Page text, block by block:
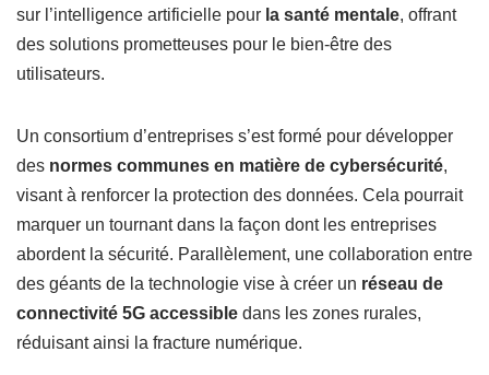
sur l’intelligence artificielle pour la santé mentale, offrant
des solutions prometteuses pour le bien-être des
utilisateurs.
Un consortium d’entreprises s’est formé pour développer
des normes communes en matière de cybersécurité,
visant à renforcer la protection des données. Cela pourrait
marquer un tournant dans la façon dont les entreprises
abordent la sécurité. Parallèlement, une collaboration entre
des géants de la technologie vise à créer un réseau de
connectivité 5G accessible dans les zones rurales,
réduisant ainsi la fracture numérique.